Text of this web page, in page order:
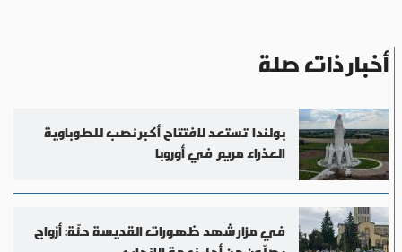
أخبار ذات صلة
بولندا تستعد لافتتاح أكبر نصب للطوباوية
العذراء مريم في أوروبا
في مزار شهد ظهورات القديسة حنّة: أزواج